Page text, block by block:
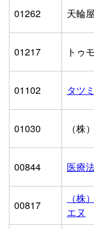
01262 天輪屋
01217 トゥ
01102 タツ
01030 （株
00844 医療
00817
（株
エヌ